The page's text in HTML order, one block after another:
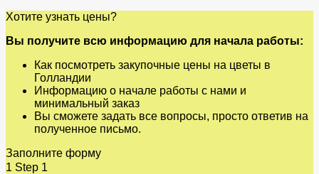
Хотите узнать цены?
Вы получите всю информацию для начала работы:
Как посмотреть закупочные цены на цветы в
Голландии
Информацию о начале работы с нами и
минимальный заказ
Вы сможете задать все вопросы, просто ответив на
полученное письмо.
Заполните форму
1 Step 1